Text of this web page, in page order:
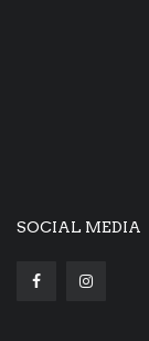
SOCIAL MEDIA